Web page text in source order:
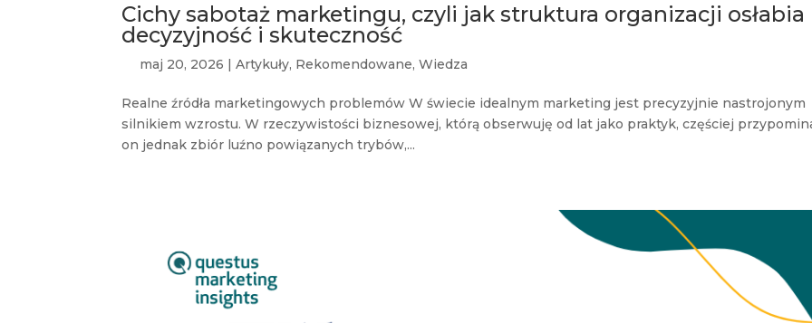
Cichy sabotaż marketingu, czyli jak struktura organizacji osłabia
decyzyjność i skuteczność
maj 20, 2026 |Artykuły, Rekomendowane,Wiedza
Realne źródła marketingowych problemów W świecie idealnym marketing jest precyzyjnie nastrojonym
silnikiem wzrostu. W rzeczywistości biznesowej, którą obserwuję od lat jako praktyk, częściej
on jednak zbiór luźno powiązanych trybów,...